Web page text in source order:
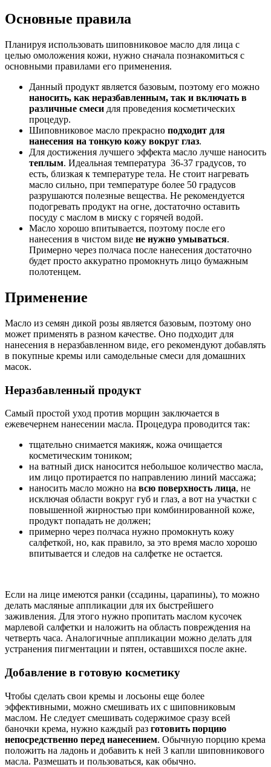
Основные правила
Планируя использовать шиповниковое масло для лица с
целью омоложения кожи, нужно сначала познакомиться с
основными правилами его применения.
Данный продукт является базовым, поэтому его можно
наносить, как неразбавленным, так и включать в
различные смеси для проведения косметических
процедур.
Шиповниковое масло прекрасно подходит для
нанесения на тонкую кожу вокруг глаз.
Для достижения лучшего эффекта масло лучше наносить
теплым. Идеальная температура 36-37 градусов, то
есть, близкая к температуре тела. Не стоит нагревать
масло сильно, при температуре более 50 градусов
разрушаются полезные вещества. Не рекомендуется
подогревать продукт на огне, достаточно оставить
посуду с маслом в миску с горячей водой.
Масло хорошо впитывается, поэтому после его
нанесения в чистом виде не нужно умываться.
Примерно через полчаса после нанесения достаточно
будет просто аккуратно промокнуть лицо бумажным
полотенцем.
Применение
Масло из семян дикой розы является базовым, поэтому оно
может применять в разном качестве. Оно подходит для
нанесения в неразбавленном виде, его рекомендуют добавлять
в покупные кремы или самодельные смеси для домашних
масок.
Неразбавленный продукт
Самый простой уход против морщин заключается в
ежевечернем нанесении масла. Процедура проводится так:
тщательно снимается макияж, кожа очищается
косметическим тоником;
на ватный диск наносится небольшое количество масла,
им лицо протирается по направлению линий массажа;
наносить масло можно на всю поверхность лица, не
исключая области вокруг губ и глаз, а вот на участки с
повышенной жирностью при комбинированной коже,
продукт попадать не должен;
примерно через полчаса нужно промокнуть кожу
салфеткой, но, как правило, за это время масло хорошо
впитывается и следов на салфетке не остается.
Если на лице имеются ранки (ссадины, царапины), то можно
делать масляные аппликации для их быстрейшего
заживления. Для этого нужно пропитать маслом кусочек
марлевой салфетки и наложить на область повреждения на
четверть часа. Аналогичные аппликации можно делать для
устранения пигментации и пятен, оставшихся после акне.
Добавление в готовую косметику
Чтобы сделать свои кремы и лосьоны еще более
эффективными, можно смешивать их с шиповниковым
маслом. Не следует смешивать содержимое сразу всей
баночки крема, нужно каждый раз готовить порцию
непосредственно перед нанесением. Обычную порцию крема
положить на ладонь и добавить к ней 3 капли шиповникового
масла. Размешать и пользоваться, как обычно.